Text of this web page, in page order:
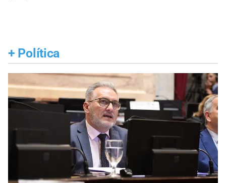
+ Política